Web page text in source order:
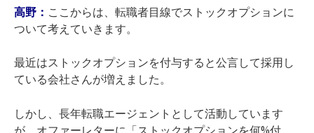
高野： ここからは、転職者目線でストックオプションに
ついて考えていきます。
最近はストックオプションを付与すると公言して採用し
ている会社さんが増えました。
しかし、長年転職エージェントとして活動しています